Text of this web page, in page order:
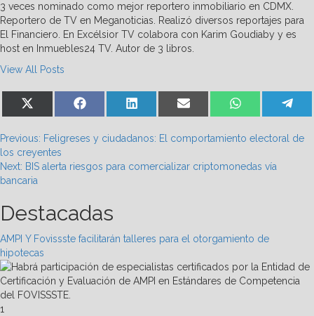
3 veces nominado como mejor reportero inmobiliario en CDMX.
Reportero de TV en Meganoticias. Realizó diversos reportajes para
El Financiero. En Excélsior TV colabora con Karim Goudiaby y es
host en Inmuebles24 TV. Autor de 3 libros.
View All Posts
Facebook LinkedIn WhatsApp
Post
navigation
Previous: Feligreses y ciudadanos: El comportamiento electoral de
los creyentes
Next: BIS alerta riesgos para comercializar criptomonedas vía
bancaria
Destacadas
AMPI Y Fovissste facilitarán talleres para el otorgamiento de
hipotecas
1